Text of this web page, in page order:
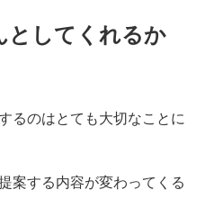
としてくれるか
るのはとても大切なことに
案する内容が変わってくる